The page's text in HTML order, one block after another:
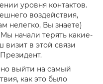
уровня контактов.
воздействия,
нелегко, Вы знаете)
начали терять какие-
визит в этой связи
выйти на самый
как это было